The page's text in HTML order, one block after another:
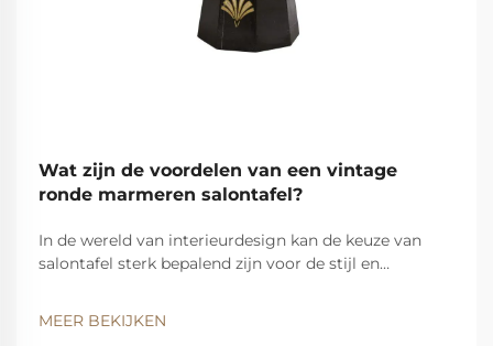
Wat zijn de voordelen van een vintage
ronde marmeren salontafel?
In de wereld van interieurdesign kan de keuze van
salontafel sterk bepalend zijn voor de stijl en
salontafel op als een tijdloos stuk dat naadloos een...
MEER BEKIJKEN